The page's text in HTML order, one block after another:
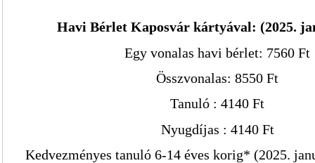
Havi Bérlet Kaposvár kártyával: (2025.
Egy vonalas havi bérlet: 7560 Ft
Összvonalas: 8550 Ft
Tanuló : 4140 Ft
Nyugdíjas : 4140 Ft
Kedvezményes tanuló 6-14 éves korig* (2025.